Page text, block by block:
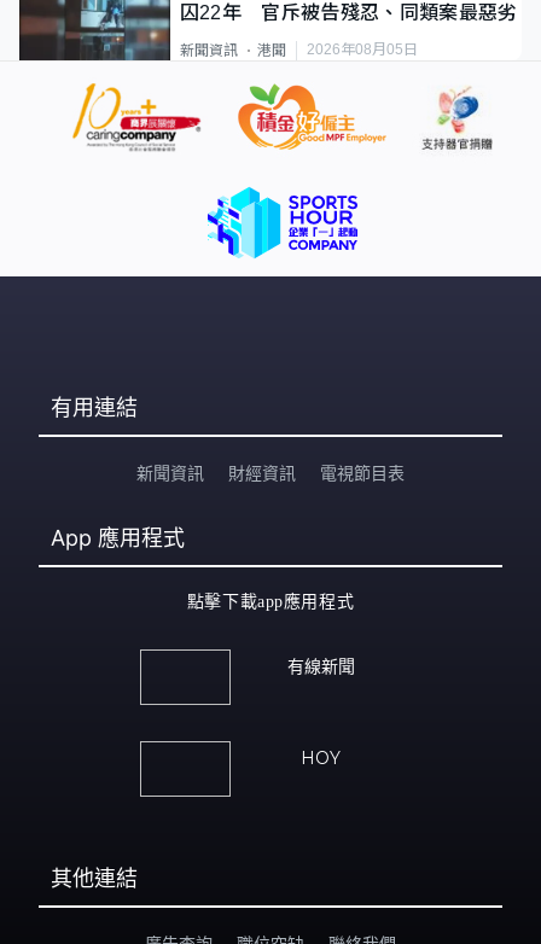
囚22年 官斥被告殘忍、同類案最惡劣
新聞資訊 港聞 2026年08月05日
有用連結
新聞資訊 財經資訊 電視節目表
App 應用程式
點擊下載app應用程式
有線新聞
HOY
其他連結